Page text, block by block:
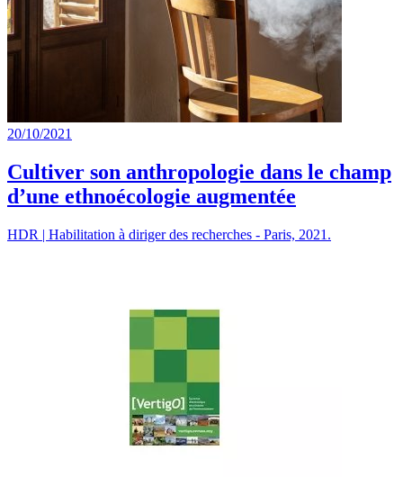
20/10/2021
Cultiver son anthropologie dans le champ
d’une ethnoécologie augmentée
HDR | Habilitation à diriger des recherches - Paris, 2021.